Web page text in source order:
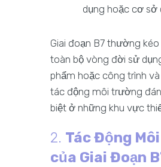
dụng hoặc cơ sở
Giai đoạn B7 thường
toàn bộ vòng đời sử
phẩm hoặc công trình
tác động môi trường
biệt ở những khu vực
2. Tác Động
của Giai Đoạn